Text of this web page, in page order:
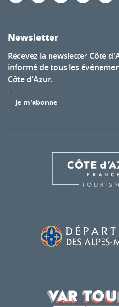
Newsletter
Recevez la newsletter Côte
informé de tous les
Côte d'Azur.
Je m'abonne